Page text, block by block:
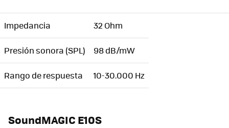
Impedancia 32 Ohm
Presión sonora (SPL) 98 dB/mW
Rango de respuesta 10-30.000 Hz
SoundMAGIC E10S